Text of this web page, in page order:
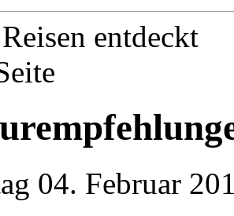
entdeckt
04. Februar